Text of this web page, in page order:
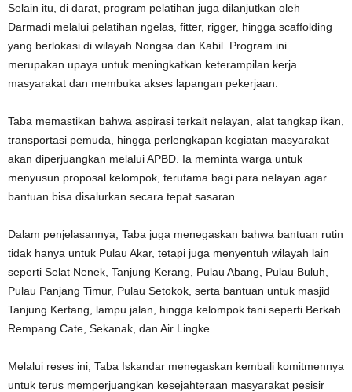
Selain itu, di darat, program pelatihan juga dilanjutkan oleh
Darmadi melalui pelatihan ngelas, fitter, rigger, hingga scaffolding
yang berlokasi di wilayah Nongsa dan Kabil. Program ini
merupakan upaya untuk meningkatkan keterampilan kerja
masyarakat dan membuka akses lapangan pekerjaan.
Taba memastikan bahwa aspirasi terkait nelayan, alat tangkap ikan,
transportasi pemuda, hingga perlengkapan kegiatan masyarakat
akan diperjuangkan melalui APBD. Ia meminta warga untuk
menyusun proposal kelompok, terutama bagi para nelayan agar
bantuan bisa disalurkan secara tepat sasaran.
Dalam penjelasannya, Taba juga menegaskan bahwa bantuan rutin
tidak hanya untuk Pulau Akar, tetapi juga menyentuh wilayah lain
seperti Selat Nenek, Tanjung Kerang, Pulau Abang, Pulau Buluh,
Pulau Panjang Timur, Pulau Setokok, serta bantuan untuk masjid
Tanjung Kertang, lampu jalan, hingga kelompok tani seperti Berkah
Rempang Cate, Sekanak, dan Air Lingke.
Melalui reses ini, Taba Iskandar menegaskan kembali komitmennya
untuk terus memperjuangkan kesejahteraan masyarakat pesisir